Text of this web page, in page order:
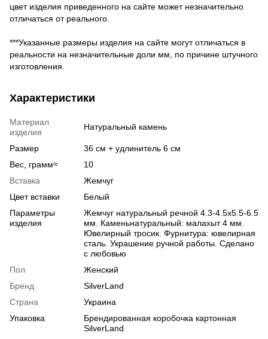
цвет изделия приведенного на сайте может незначительно
отличаться от реального.
***Указанные размеры изделия на сайте могут отличаться в
реальности на незначительные доли мм, по причине штучного
изготовления.
Характеристики
Материал
изделия
Натуральный камень
Размер
36 см + удлинитель 6 см
Вес, грамм≈
10
Вставка
Жемчуг
Цвет вставки
Белый
Параметры
изделия
Жемчуг натуральный речной 4.3-4.5х5.5-6.5
мм. Каменьнатуральный: малахыт 4 мм.
Ювелирный тросик. Фурнитура: ювелирная
сталь. Украшение ручной работы. Сделано
с любовью
Пол
Женский
Бренд
SilverLand
Страна
Украина
Упаковка
Брендированная коробочка картонная
SilverLand